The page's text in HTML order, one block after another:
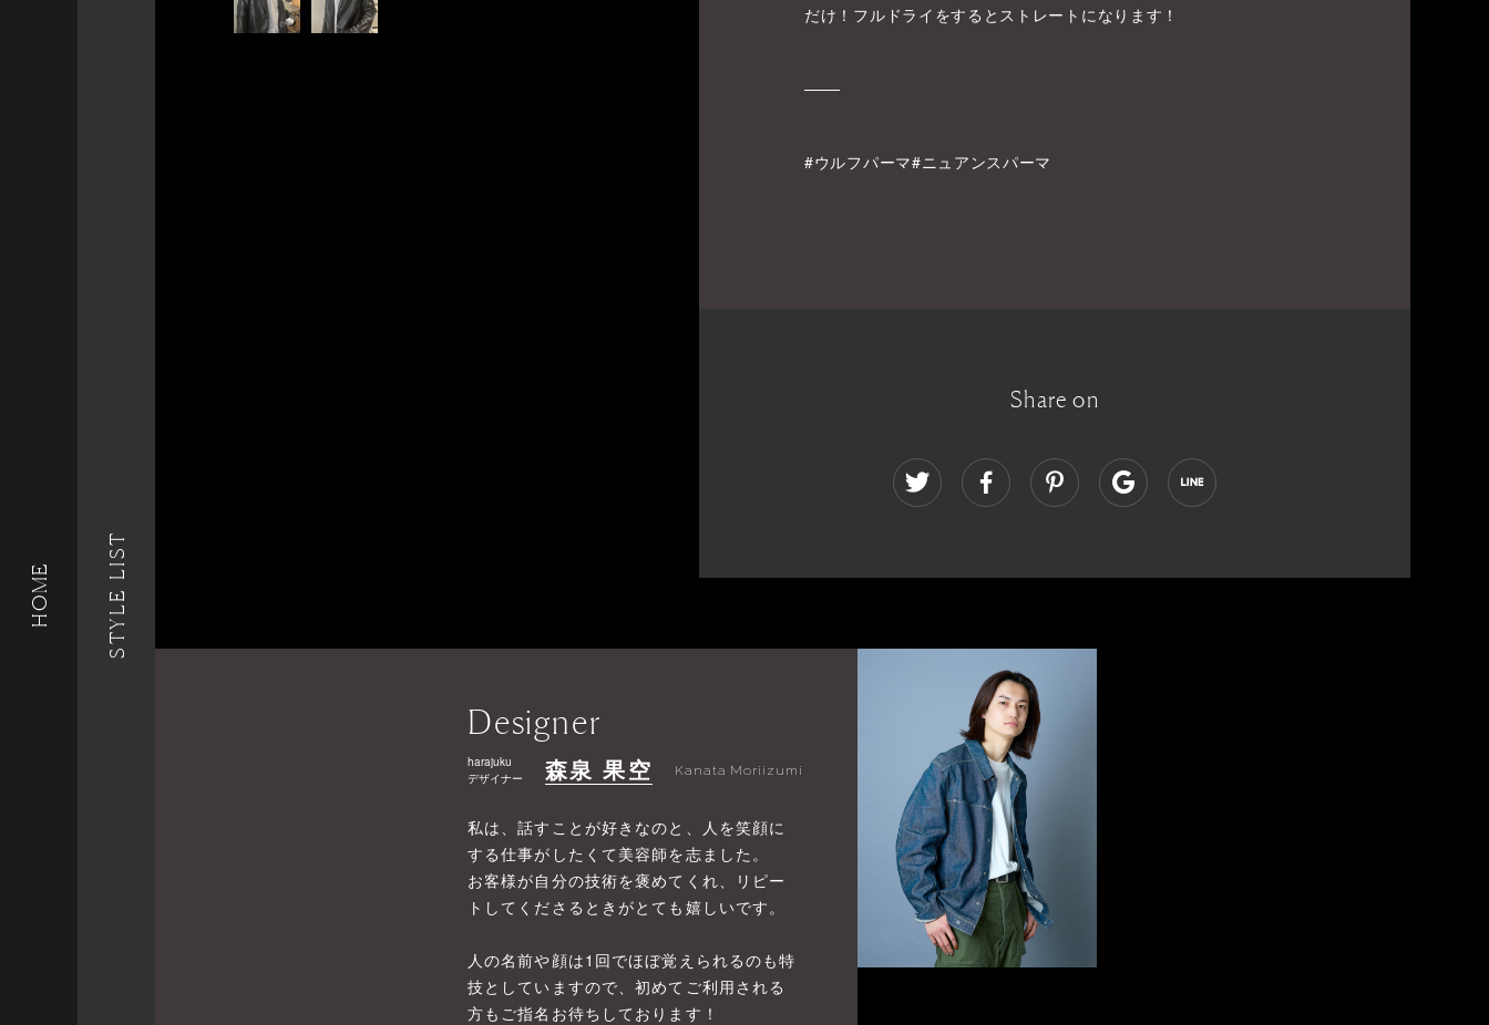
HOME STYLE LIST
だけ！フルドライをするとストレートになります！
#ウルフパーマ#ニュアンスパーマ
Share on
Designer
harajuku
デザイナー
森泉 果空 Kanata Moriizumi
私は、話すことが好きなのと、人を笑顔に
する仕事がしたくて美容師を志ました。
お客様が自分の技術を褒めてくれ、リピー
トしてくださるときがとても嬉しいです。
人の名前や顔は1回でほぼ覚えられるのも特
技としていますので、初めてご利用される
方もご指名お待ちしております！